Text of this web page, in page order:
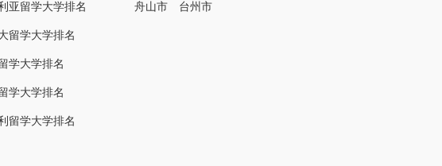
亚留学大学排名
留学大学排名
学大学排名
学大学排名
留学大学排名
舟山市 台州市